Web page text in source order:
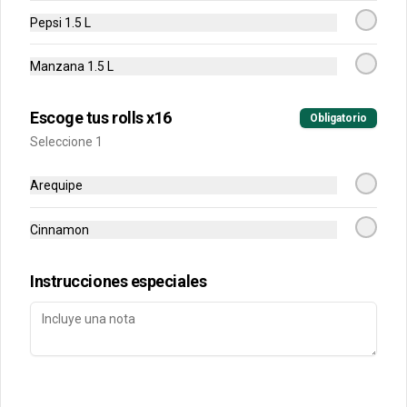
Conócenos
Términos y condiciones
Política de privacidad
Redes sociales
Instagram
Mi cuenta
Iniciar sesión
Pepsi 1.5 L
Manzana 1.5 L
Escoge tus rolls x16 Obligatorio
Seleccione 1
Arequipe
Cinnamon
Instrucciones especiales